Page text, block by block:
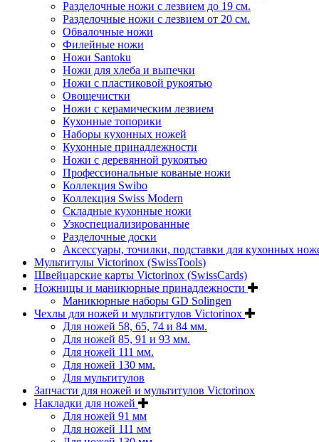
Разделочные ножи с лезвием до 19 см.
Разделочные ножи с лезвием от 20 см.
Обвалочные ножи
Филейные ножи
Ножи Santoku
Ножи для хлеба и выпечки
Ножи с пластиковой рукоятью
Овощечистки
Ножи с керамическим лезвием
Кухонные топорики
Наборы кухонных ножей
Кухонные принадлежности
Ножи с деревянной рукоятью
Профессиональные кованые ножи
Коллекция Swibo
Коллекция Swiss Modern
Складные кухонные ножи
Узкоспециализированные
Разделочные доски
Аксессуары, точилки, подставки для кухонных
Мультитулы Victorinox (SwissTools)
Швейцарские карты Victorinox (SwissCards)
Ножницы и маникюрные принадлежности
Маникюрные наборы GD Solingen
Чехлы для ножей и мультитулов Victorinox
Для ножей 58, 65, 74 и 84 мм.
Для ножей 85, 91 и 93 мм.
Для ножей 111 мм.
Для ножей 130 мм.
Для мультитулов
Запчасти для ножей и мультитулов Victorinox
Накладки для ножей
Для ножей 91 мм
Для ножей 111 мм